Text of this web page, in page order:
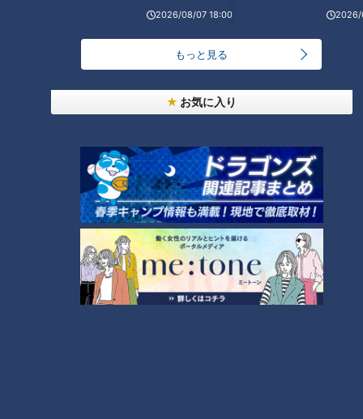
2026/08/07 18:00 2026/
もっと見る
お気に入り
番組紹介
「よしお兄さんのもっと“みえ”推し！」動画
身近な生活情報から芸能、どこよりも詳しい天気情報などなど、東
海3県にとことん寄り添う新しい報道・情報番組。毎週月～金曜 午
後3:49～5:50放送（金曜は午後4:50～5:50放送）。
ホームページ
番組サイト